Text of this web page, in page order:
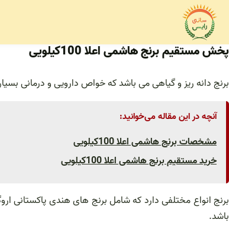
محتوا
پخش مستقیم برنج هاشمی اعلا 100کیلویی
برنج دانه ریز و گیاهی می باشد که خواص دارویی و درمانی
آنچه در این مقاله می‌خوانید:
مشخصات برنج هاشمی اعلا 100کیلویی
خرید مستقیم برنج هاشمی اعلا 100کیلویی
باشد.